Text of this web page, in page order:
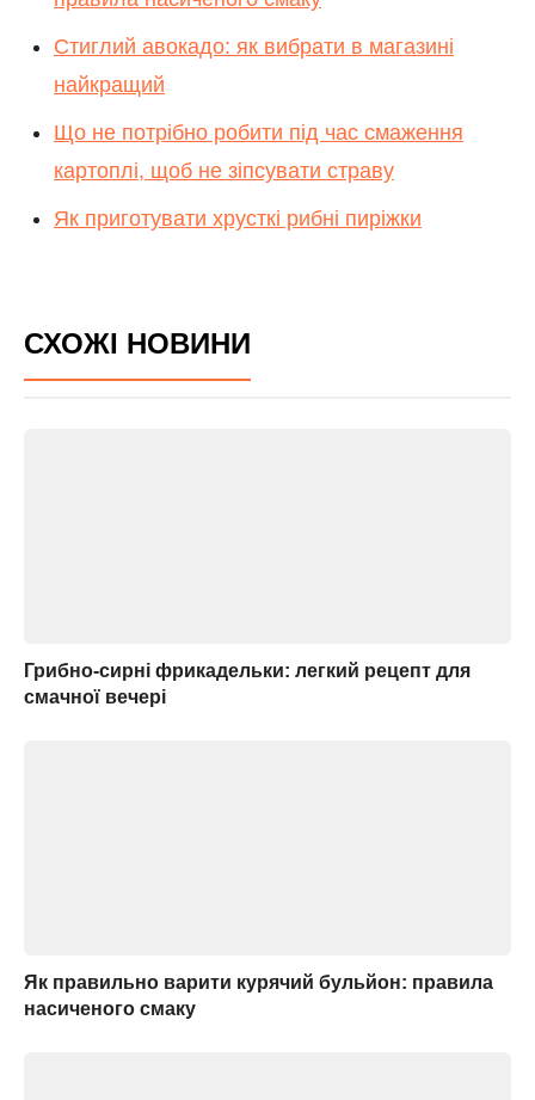
Стиглий авокадо: як вибрати в магазині
найкращий
Що не потрібно робити під час смаження
картоплі, щоб не зіпсувати страву
Як приготувати хрусткі рибні пиріжки
СХОЖІ НОВИНИ
Грибно-сирні фрикадельки: легкий рецепт для
смачної вечері
Як правильно варити курячий бульйон: правила
насиченого смаку